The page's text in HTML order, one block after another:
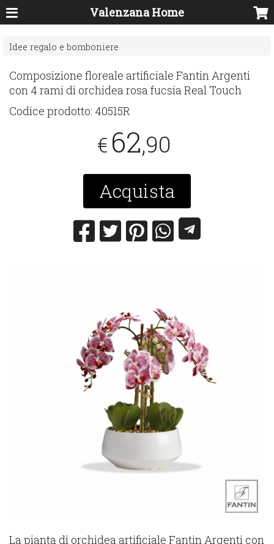
Valenzana Home
Idee regalo e bomboniere
Composizione floreale artificiale Fantin Argenti
con 4 rami di orchidea rosa fucsia Real Touch
Codice prodotto: 40515R
€ 62,90
Acquista
La pianta di orchidea artificiale Fantin Argenti con